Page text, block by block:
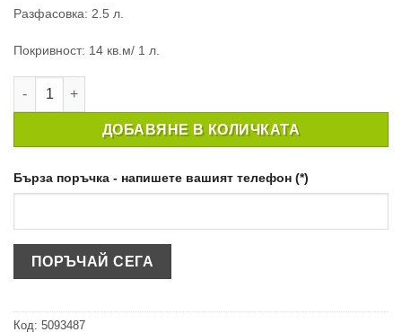
Разфасовка: 2.5 л.
Покривност: 14 кв.м/ 1 л.
количество за ПОЧИСТВАЩА СЕ БОЯ CROWN EASYCLEAN
ДОБАВЯНЕ В КОЛИЧКАТА
Бърза поръчка - напишете вашият телефон (*)
Код: 5093487